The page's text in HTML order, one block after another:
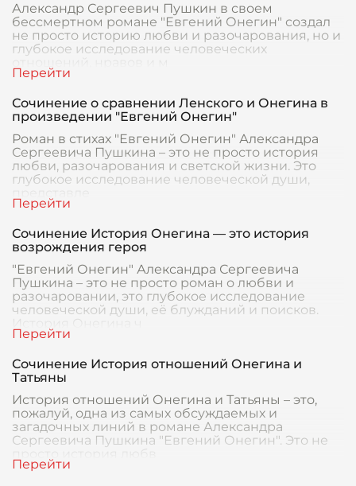
Александр Сергеевич Пушкин в своем
бессмертном романе "Евгений Онегин" создал
не просто историю любви и разочарования, но и
глубокое исследование человеческих
Сочинение о сравнении Ленского и Онегина в
произведении "Евгений Онегин"
Роман в стихах "Евгений Онегин" Александра
Сергеевича Пушкина – это не просто история
любви, разочарования и светской жизни. Это
глубокое исследование человеческой души,
Сочинение История Онегина — это история
возрождения героя
"Евгений Онегин" Александра Сергеевича
Пушкина – это не просто роман о любви и
разочаровании, это глубокое исследование
человеческой души, её блужданий и поисков.
История Онегина ч
Сочинение История отношений Онегина и
Татьяны
История отношений Онегина и Татьяны – это,
пожалуй, одна из самых обсуждаемых и
загадочных линий в романе Александра
Сергеевича Пушкина "Евгений Онегин". Это не
просто история любв